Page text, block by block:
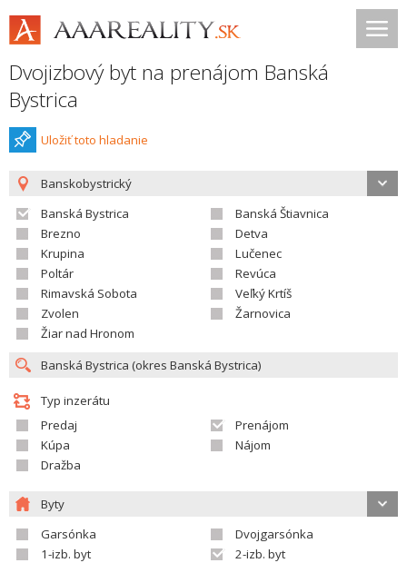
Dvojizbový byt na prenájom Banská
Bystrica
Uložiť toto hladanie
Banskobystrický
Banská Bystrica
Banská Štiavnica
Brezno
Detva
Krupina
Lučenec
Poltár
Revúca
Rimavská Sobota
Veľký Krtíš
Zvolen
Žarnovica
Žiar nad Hronom
Typ inzerátu
Predaj
Prenájom
Kúpa
Nájom
Dražba
Byty
Garsónka
Dvojgarsónka
1-izb. byt
2-izb. byt